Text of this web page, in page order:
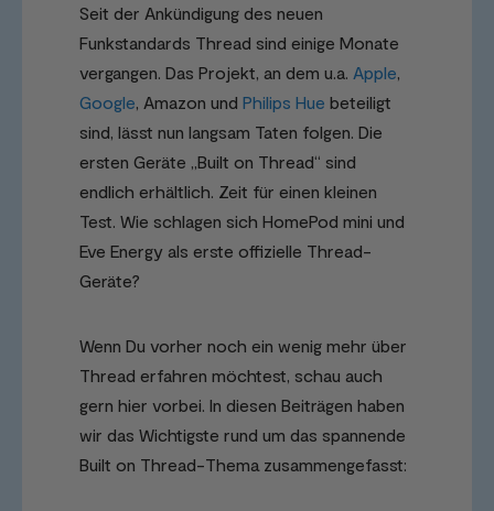
Seit der Ankündigung des neuen
Funkstandards Thread sind einige Monate
vergangen. Das Projekt, an dem u.a. Apple,
Google, Amazon und Philips Hue beteiligt
sind, lässt nun langsam Taten folgen. Die
ersten Geräte „Built on Thread“ sind
endlich erhältlich. Zeit für einen kleinen
Test. Wie schlagen sich HomePod mini und
Eve Energy als erste offizielle Thread-
Geräte?
Wenn Du vorher noch ein wenig mehr über
Thread erfahren möchtest, schau auch
gern hier vorbei. In diesen Beiträgen haben
wir das Wichtigste rund um das spannende
Built on Thread-Thema zusammengefasst: